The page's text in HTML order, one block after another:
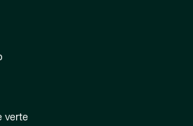
verte